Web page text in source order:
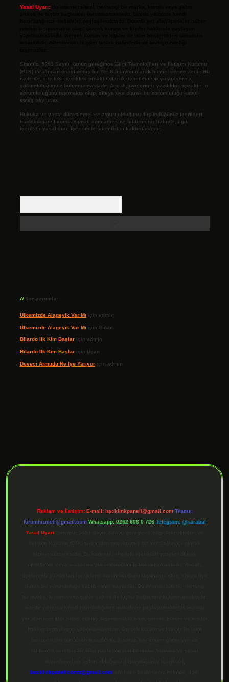
Yasal Uyarı:
Sitemiz, 5651 Sayılı Kanun gereğince Bilgi Teknolojileri ve İletişim Kurumu
(BTK) tarafından onaylanmış bir Yer Sağlayıcı olarak hizmet vermektedir. Bu
nedenle, sitedeki içerikleri proaktif olarak denetleme veya araştırma
yükümlülüğümüz bulunmamaktadır. Ancak, üyelerimiz yazdıkları içeriklerin
sorumluluğunu taşımakta olup, siteye üye olarak bu sorumluluğu kabul
etmiş sayılırlar.
Hukuka ve yasal düzenlemelere aykırı olduğunu düşündüğünüz içerikleri,
backlinkpanelicomtr@gmail.com adresine bildirmeniz halinde, ilgili
içerikler yasal süre içerisinde sitemizden kaldırılacaktır.
Son yorumlar
Ülkemizde Alageyik Var Mı için admin
Ülkemizde Alageyik Var Mı için Sinan
Bilardo Ilk Kim Başlariçin admin
Bilardo Ilk Kim Başlariçin Uçan
Deveci Armudu Ne Işe Yarıyoriçin admin
Reklam ve İletişim: E-mail: backlinkpaneli@gmail.com Teams:
forumhizmeti@gmail.com Whatsapp: 0262 606 0 726 Telegram: @karabul
Yasal Uyarı:
backlinkpanelicomtr@gmail.com